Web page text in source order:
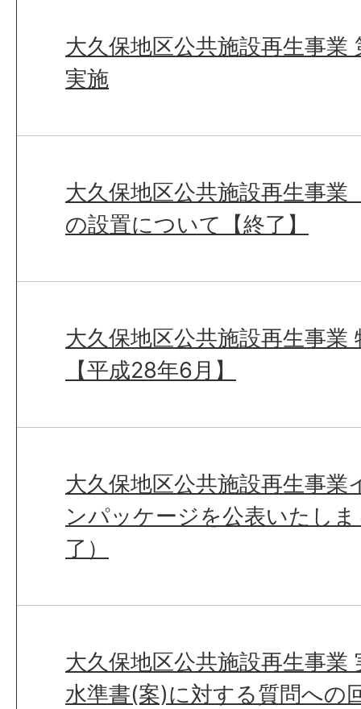
大久保地区公共施設再生事業
実施
大久保地区公共施設再生事業
の設置について【終了】
大久保地区公共施設再生事業
【平成28年6月】
大久保地区公共施設再生事業
ンパッケージを公表いたし
了）
大久保地区公共施設再生事業
水準書(案)に対する質問への